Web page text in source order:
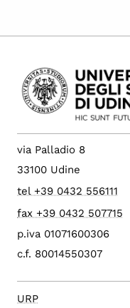
via Palladio 8
33100 Udine
tel +39 0432 556111
fax +39 0432 507715
p.iva 01071600306
c.f. 80014550307
URP